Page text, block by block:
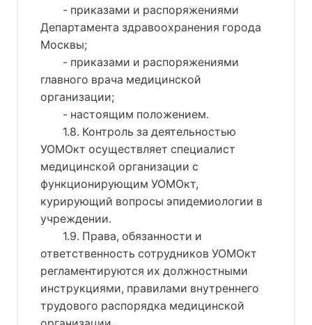
- приказами и распоряжениями
Департамента здравоохранения города
Москвы;
- приказами и распоряжениями
главного врача медицинской
организации;
- настоящим положением.
1.8. Контроль за деятельностью
УОМОкт осуществляет специалист
медицинской организации с
функционирующим УОМОкт,
курирующий вопросы эпидемиологии в
учреждении.
1.9. Права, обязанности и
ответственность сотрудников УОМОкт
регламентируются их должностными
инструкциями, правилами внутреннего
трудового распорядка медицинской